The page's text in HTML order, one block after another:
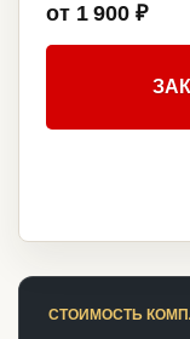
от 1 900 ₽
СТОИМОСТЬ